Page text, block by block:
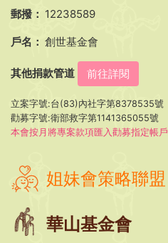
郵撥： 12238589
戶名： 創世基金會
其他捐款管道 前往詳閱
立案字號:台(83)內社字第8378535號
勸募字號:衛部救字第1141365055號
本會按月將專案款項匯入勸募指定帳戶
姐妹會策略聯盟
華山基金會